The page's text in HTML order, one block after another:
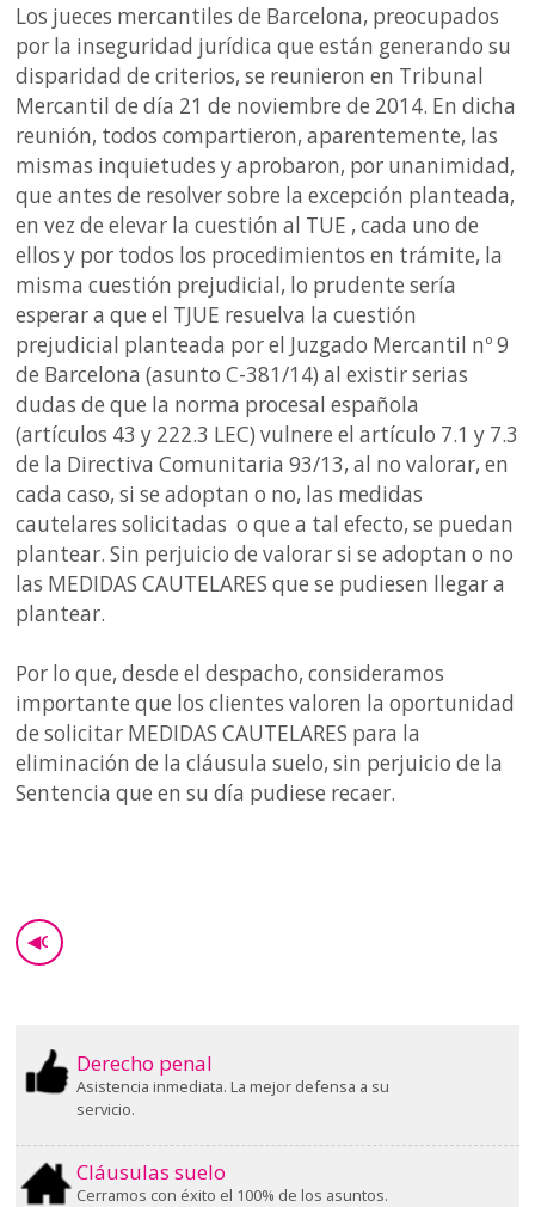
Los jueces mercantiles de Barcelona, preocupados
por la inseguridad jurídica que están generando su
disparidad de criterios, se reunieron en Tribunal
Mercantil de día 21 de noviembre de 2014. En dicha
reunión, todos compartieron, aparentemente, las
mismas inquietudes y aprobaron, por unanimidad,
que antes de resolver sobre la excepción planteada,
en vez de elevar la cuestión al TUE , cada uno de
ellos y por todos los procedimientos en trámite, la
misma cuestión prejudicial, lo prudente sería
esperar a que el TJUE resuelva la cuestión
prejudicial planteada por el Juzgado Mercantil nº 9
de Barcelona (asunto C-381/14) al existir serias
dudas de que la norma procesal española
(artículos 43 y 222.3 LEC) vulnere el artículo 7.1 y 7.3
de la Directiva Comunitaria 93/13, al no valorar, en
cada caso, si se adoptan o no, las medidas
cautelares solicitadas o que a tal efecto, se puedan
plantear. Sin perjuicio de valorar si se adoptan o no
las MEDIDAS CAUTELARES que se pudiesen llegar a
plantear.
Por lo que, desde el despacho, consideramos
importante que los clientes valoren la oportunidad
de solicitar MEDIDAS CAUTELARES para la
eliminación de la cláusula suelo, sin perjuicio de la
Sentencia que en su día pudiese recaer.
◀GO BACK
Derecho penal
Asistencia inmediata. La mejor defensa a su
servicio.
Cláusulas suelo
Cerramos con éxito el 100% de los asuntos.